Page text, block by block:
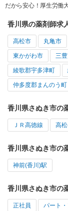
だから安心！厚生労働
香川県の薬剤師求
高松市 丸亀市
東かがわ市 三
綾歌郡宇多津町
仲多度郡まんのう町
香川県さぬき市の
ＪＲ高徳線 高
香川県さぬき市の
神前(香川)駅
香川県さぬき市の
正社員 パート